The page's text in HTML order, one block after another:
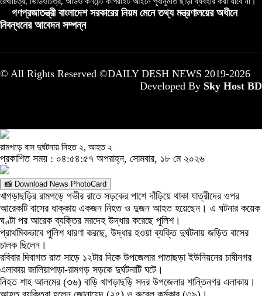
গণপ্রজাতন্ত্রী বাংলাদেশ সরকারের নিয়ম মেনে তথ্য মন্ত্রণালয়ের অধীনে
নিবন্ধনের আবেদন সম্পন্ন
© All Rights Reserved ©DAILY DESH NEWS 2019-2026
Developed By Sky Host BD
রামগড়ে বাস দুর্ঘটনায় নিহত ২, আহত ২
প্রকাশিত সময় : ০৪:৫৪:৫৭ অপরাহ্ন, সোমবার, ১৮ মে ২০২৬
📸 Download News PhotoCard
খাগড়াছড়ির রামগড়ে গভীর রাতে সড়কের পাশে দাঁড়িয়ে থাকা যাত্রীদের ওপর
আরেকটি বাসের ধাক্কায় একজন নিহত ও দুজন আহত হয়েছেন। এ ঘটনার কয়েক
ঘণ্টা পর আরেক ব্যক্তির মরদেহ উদ্ধার করেছে পুলিশ।
প্রাথমিকভাবে পুলিশ ধারণা করছে, উদ্ধার হওয়া ব্যক্তি দুর্ঘটনায় জড়িত বাসের
চালক ছিলেন।
রবিবার দিবাগত রাত সাড়ে ১২টার দিকে উপজেলার পাতাছড়া ইউনিয়নের চাষীনগর
এলাকায় জালিয়াপাড়া-রামগড় সড়কে দুর্ঘটনাটি ঘটে।
নিহত শাহ আলমের (৩৬) বাড়ি খাগড়াছড়ি সদর উপজেলার শান্তিনগর এলাকায়।